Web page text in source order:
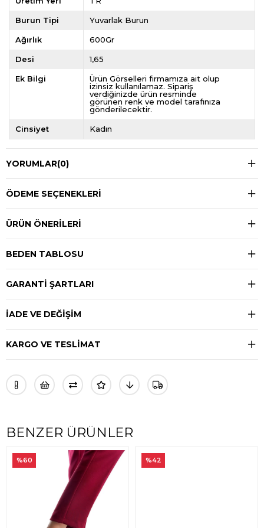
Burun Tipi Yuvarlak Burun
Ağırlık 600Gr
Desi 1,65
Ek Bilgi
Ürün Görselleri firmamıza ait olup
izinsiz kullanılamaz. Sipariş
verdiğinizde ürün resminde
görünen renk ve model tarafınıza
gönderilecektir.
Cinsiyet Kadın
YORUMLAR(0)
ÖDEME SEÇENEKLERI
ÜRÜN ÖNERILERI
BEDEN TABLOSU
GARANTİ ŞARTLARI
İADE VE DEĞİŞİM
KARGO VE TESLİMAT
BENZER ÜRÜNLER
%60 %42